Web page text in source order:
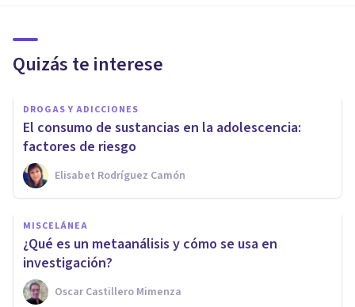
Quizás te interese
DROGAS Y ADICCIONES
El consumo de sustancias en la adolescencia:
factores de riesgo
Elisabet Rodríguez Camón
MISCELÁNEA
¿Qué es un metaanálisis y cómo se usa en
investigación?
Oscar Castillero Mimenza